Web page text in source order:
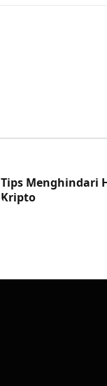
Tips Menghindari
Kripto